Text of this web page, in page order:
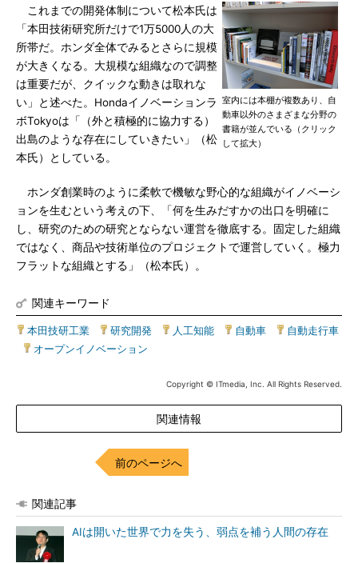
室内には本棚が複数あり、自
動車以外のさまざまな分野の
書籍が並んでいる（クリック
して拡大）
これまでの開発体制について松本氏は
「本田技術研究所だけで1万5000人の大
所帯だ。ホンダ全体でみるとさらに規模
が大きくなる。大規模な組織なので調整
は重要だが、クイックな動きは取れな
い」と述べた。Hondaイノベーションラ
ボTokyoは「（外と積極的に協力する）
出島のような存在にしていきたい」（松
本氏）としている。
ホンダ創業時のように柔軟で機敏な野心的な組織がイノベーシ
ョンを生むという考えの下、「何を生みだすかの出口を明確に
し、研究のための研究とならない運営を徹底する。固定した組織
ではなく、商品や技術単位のプロジェクトで運営していく。極力
フラットな組織とする」（松本氏）。
関連キーワード
本田技研工業 研究開発 人工知能 自動車
自動走行車
オープンイノベーション
Copyright © ITmedia, Inc. All Rights Reserved.
関連情報
前のページへ
関連記事
AIは開いた世界で力を失う、弱点を補う人間の存在